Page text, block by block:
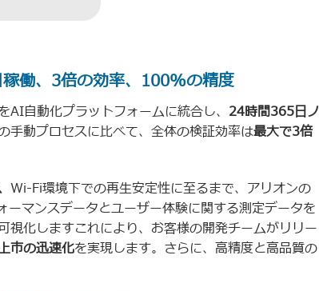
働、3倍の効率、100%の精度
自動化プラットフォームに統合し、 24時間365日ノ
手動プロセスに比べて、全体の検証効率は最大で3倍
Wi-Fi環境下での再生安定性に至るまで、アリオンの
マンスデータとユーザー体験に関する測定データを
視化しますこれにより、お客様の開発チームがリリー
市の迅速化を実現します。さらに、高精度と高品質の